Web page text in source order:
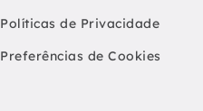
Políticas de Privacidade
Preferências de Cookies